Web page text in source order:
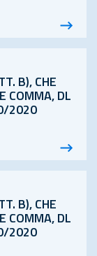
B), CHE
COMMA, DL
2020
B), CHE
COMMA, DL
2020